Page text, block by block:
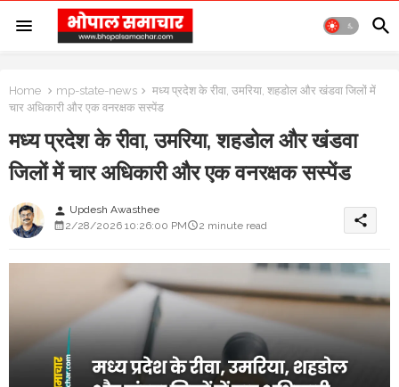
Home mp-state-news
मध्य प्रदेश के रीवा, उमरिया, शहडोल और खंडवा जिलों में
चार अधिकारी और एक वनरक्षक सस्पेंड
मध्य प्रदेश के रीवा, उमरिया, शहडोल और खंडवा
जिलों में चार अधिकारी और एक वनरक्षक सस्पेंड
person Updesh Awasthee
2/28/2026 10:26:00 PM
2 minute read share